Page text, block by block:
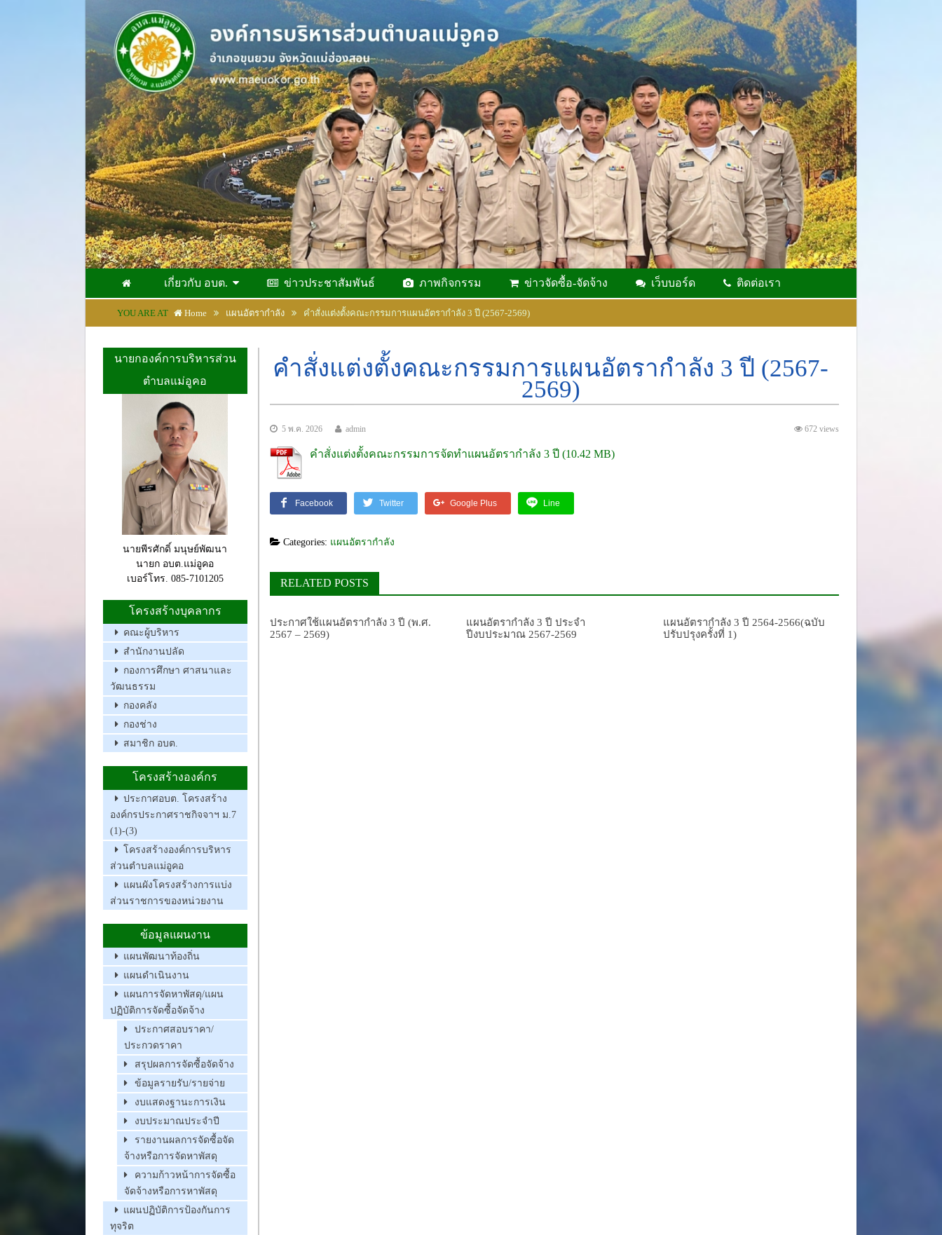
เกี่ยวกับ อบต. ข่าวประชาสัมพันธ์ ภาพกิจกรรม ข่าวจัดซื้อ-จัดจ้าง เว็บบอร์ด ติดต่อเรา
YOU ARE AT Home แผนอัตรากำลัง คำสั่งแต่งตั้งคณะกรรมการแผนอัตรากำลัง 3 ปี (2567-2569)
นายกองค์การบริหารส่วน
ตำบลแม่อูคอ
นายพีรศักดิ์ มนุษย์พัฒนา
นายก อบต.แม่อูคอ
เบอร์โทร. 085-7101205
โครงสร้างบุคลากร
คณะผู้บริหาร
สำนักงานปลัด
กองการศึกษา ศาสนาและ
วัฒนธรรม
กองคลัง
กองช่าง
สมาชิก อบต.
โครงสร้างองค์กร
ประกาศอบต. โครงสร้าง
องค์กรประกาศราชกิจจาฯ ม.7
(1)-(3)
โครงสร้างองค์การบริหาร
ส่วนตำบลแม่อูคอ
แผนผังโครงสร้างการแบ่ง
ส่วนราชการของหน่วยงาน
ข้อมูลแผนงาน
แผนพัฒนาท้องถิ่น
แผนดำเนินงาน
แผนการจัดหาพัสดุ/แผน
ปฏิบัติการจัดซื้อจัดจ้าง
ประกาศสอบราคา/
ประกวดราคา
สรุปผลการจัดซื้อจัดจ้าง
ข้อมูลรายรับ/รายจ่าย
งบแสดงฐานะการเงิน
งบประมาณประจำปี
รายงานผลการจัดซื้อจัด
จ้างหรือการจัดหาพัสดุ
ความก้าวหน้าการจัดซื้อ
จัดจ้างหรือการหาพัสดุ
แผนปฏิบัติการป้องกันการ
ทุจริต
คำสั่งแต่งตั้งคณะกรรมการแผนอัตรากำลัง 3 ปี (2567-
2569)
5 พ.ค. 2026 672 views
admin
คำสั่งแต่งตั้งคณะกรรมการจัดทำแผนอัตรากำลัง 3 ปี
Facebook Twitter Google Plus Line
Categories: แผนอัตรากำลัง
RELATED POSTS
ประกาศใช้แผนอัตรากำลัง 3 ปี (พ.ศ.
2567 – 2569)
แผนอัตรากำลัง 3 ปี ประจำ
ปีงบประมาณ 2567-2569
แผนอัตรากำลัง 3 ปี 2564-2566(ฉบับ
ปรับปรุงครั้งที่ 1)